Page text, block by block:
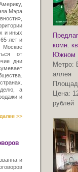
Мэра
и иных
лет и
Москве
от
дни
а
и
>>
и
комн.
Южном
Метро:
аллея
Цена:
рублей